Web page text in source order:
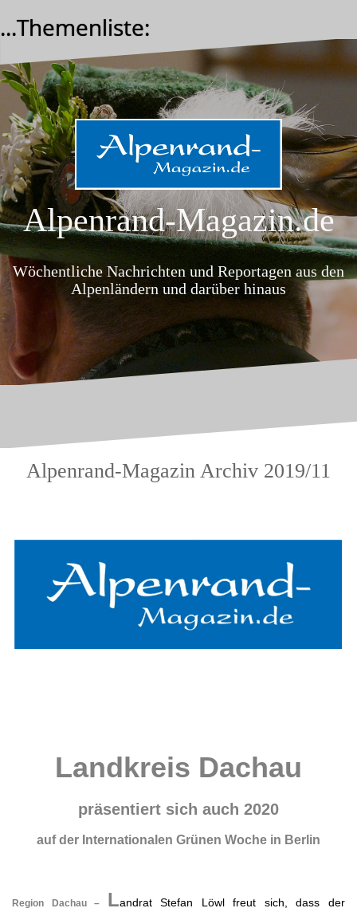
Inhalt
...Themenliste:
Alpenrand-Magazin.de
Wöchentliche Nachrichten und Reportagen aus den
Alpenländern und darüber hinaus
Alpenrand-Magazin Archiv 2019/11
Landkreis Dachau
präsentiert sich auch 2020
auf der Internationalen Grünen Woche in Berlin
Region Dachau – Landrat Stefan Löwl freut sich, dass der